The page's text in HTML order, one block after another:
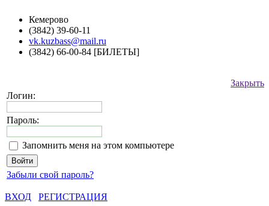
Кемерово
(3842) 39-60-11
vk.kuzbass@mail.ru
(3842) 66-00-84 [БИЛЕТЫ]
Закрыть
Логин:
Пароль:
Запомнить меня на этом компьютере
Забыли свой пароль?
ВХОД
РЕГИСТРАЦИЯ